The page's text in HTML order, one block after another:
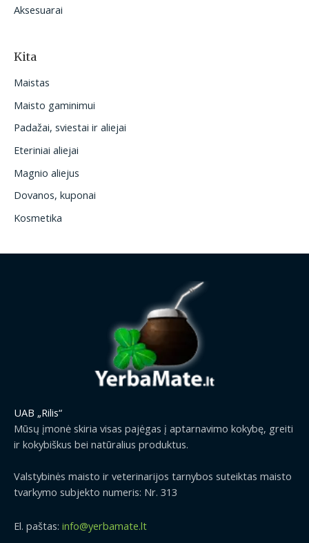
Aksesuarai
Kita
Maistas
Maisto gaminimui
Padažai, sviestai ir aliejai
Eteriniai aliejai
Magnio aliejus
Dovanos, kuponai
Kosmetika
UAB „Rilis“
Mūsų įmonė skiria visas pajėgas į aptarnavimo kokybę, greiti
ir kokybiškus bei natūralius produktus.
Valstybinės maisto ir veterinarijos tarnybos suteiktas maisto
tvarkymo subjekto numeris: Nr. 313
El. paštas: info@yerbamate.lt